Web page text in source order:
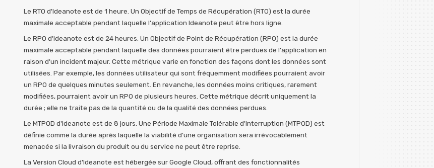
Le RTO d'Ideanote est de 1 heure. Un Objectif de Temps de Récupération (RTO) est la durée
maximale acceptable pendant laquelle l'application Ideanote peut être hors ligne.
Le RPO d'Ideanote est de 24 heures. Un Objectif de Point de Récupération (RPO) est la durée
maximale acceptable pendant laquelle des données pourraient être perdues de l'application en
raison d'un incident majeur. Cette métrique varie en fonction des façons dont les données sont
utilisées. Par exemple, les données utilisateur qui sont fréquemment modifiées pourraient avoir
un RPO de quelques minutes seulement. En revanche, les données moins critiques, rarement
modifiées, pourraient avoir un RPO de plusieurs heures. Cette métrique décrit uniquement la
durée ; elle ne traite pas de la quantité ou de la qualité des données perdues.
Le MTPOD d'Ideanote est de 8 jours. Une Période Maximale Tolérable d'Interruption (MTPOD) est
définie comme la durée après laquelle la viabilité d'une organisation sera irrévocablement
menacée si la livraison du produit ou du service ne peut être reprise.
La Version Cloud d'Ideanote est hébergée sur Google Cloud, offrant des fonctionnalités